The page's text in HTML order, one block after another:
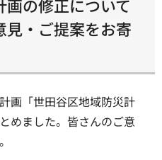
の修正について
見・ご提案をお寄
画「世田谷区地域防災計
めました。皆さんのご意